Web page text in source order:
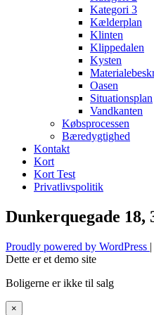
Kategori 3
Kælderplan
Klinten
Klippedalen
Kysten
Oasen
Situationsplan
Vandkanten
Købsprocessen
Bæredygtighed
Kontakt
Kort
Kort Test
Privatlivspolitik
Dunkerquegade 18,
Proudly powered by WordPress |
Dette er et demo site
Boligerne er ikke til salg
×